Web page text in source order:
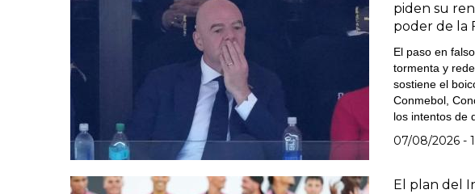
piden su
poder de la
El paso en
tormenta y
sostiene el
Conmebol,
los intentos de
07/08/2026 -
El plan del